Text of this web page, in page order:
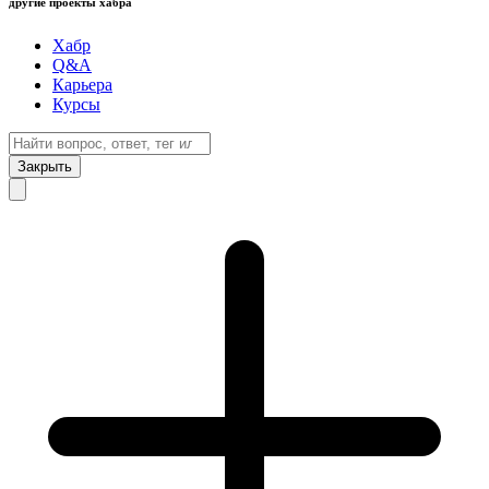
Хабр
Q&A
Карьера
Курсы
Закрыть